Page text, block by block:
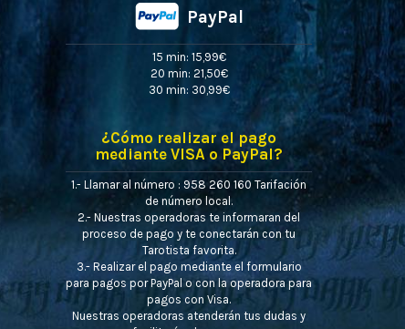
PayPal
15 min: 15,99€
20 min: 21,50€
30 min: 30,99€
¿Cómo realizar el pago
mediante VISA o PayPal?
1.- Llamar al número : 958 260 160 Tarifación
de número local.
2.- Nuestras operadoras te informaran del
proceso de pago y te conectarán con tu
Tarotista favorita.
3.- Realizar el pago mediante el formulario
para pagos por PayPal o con la operadora para
pagos con Visa.
Nuestras operadoras atenderán tus dudas y